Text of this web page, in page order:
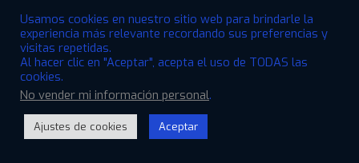
leyes naturales, como la gravedad.”
Significa que los humanos pueden crear
cualquier sistema de intercambio para sus
bienes y servicios. VTB ha creado un sistema
que generará abundancia para sus usuarios y
titulares.
Usamos cookies en nuestro sitio web para brindarle la
experiencia más relevante recordando sus preferencias y
visitas repetidas.
Al hacer clic en "Aceptar", acepta el uso de TODAS las
cookies.
No vender mi información personal.
Ajustes de cookies Aceptar